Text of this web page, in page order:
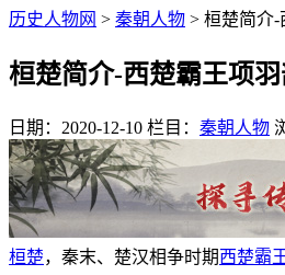
历史人物网 > 秦朝人物 > 桓楚简介-
桓楚简介-西楚霸王项
日期：2020-12-10 栏目： 秦朝人物
桓楚，秦末、楚汉相争时期西楚霸